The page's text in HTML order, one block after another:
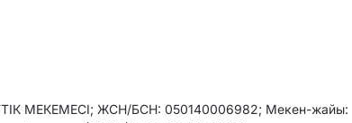
МЕКЕМЕСІ; ЖСН/БСН: 050140006982; Мекен-жайы: